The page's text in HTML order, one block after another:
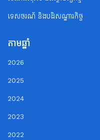
ទេសចរណ័ និងបដិសណ្ឋារកិច្ច
តាមឆ្នាំ
2026
2025
2024
2023
2022